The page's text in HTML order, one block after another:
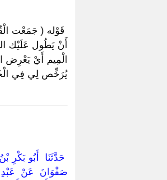
‏قَوْله ( جَمَعْت
أَنْ يَطُول عَلَيْك
الْمِيم أَيْ يَعْرِض
يُرَخِّص لِي فِي
‏حَدَّثَنَا ‏ ‏أَبُو
صَفْوَانَ ‏ ‏عَنْ ‏ ‏عَبْدِ